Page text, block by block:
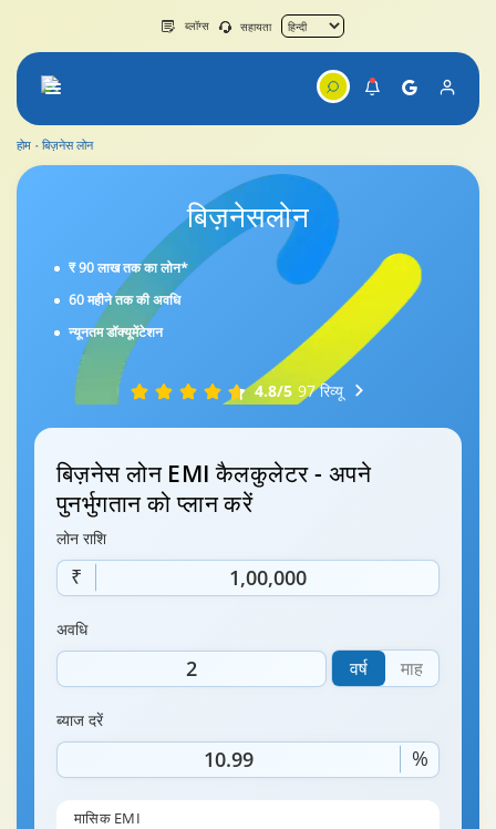
ब्लॉग्स सहायता
होम बिज़नेस लोन
बिज़नेसलोन
₹ 90 लाख तक का लोन*
60 महीने तक की अवधि
न्यूनतम डॉक्यूमेंटेशन
4.8/5 97 रिव्यू
बिज़नेस लोन EMI कैलकुलेटर - अपने
पुनर्भुगतान को प्लान करें
लोन राशि
₹
वर्ष माह
अवधि
ब्याज दरें
%
मासिक EMI